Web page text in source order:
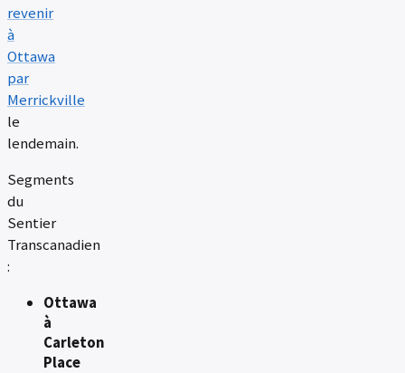
revenir
à
Ottawa
par
Merrickville
le
lendemain.
Segments
du
Sentier
Transcanadien
:
Ottawa
à
Carleton
Place